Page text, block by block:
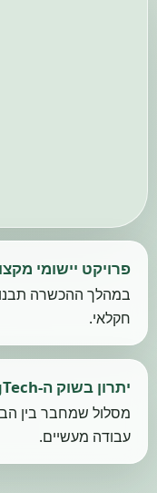
פרויקט יישומי
במהלך ההכשרה
חקלאי.
יתרון בשוק ה-AgTech
מסלול שמחבר בין
עבודה מעשיים.